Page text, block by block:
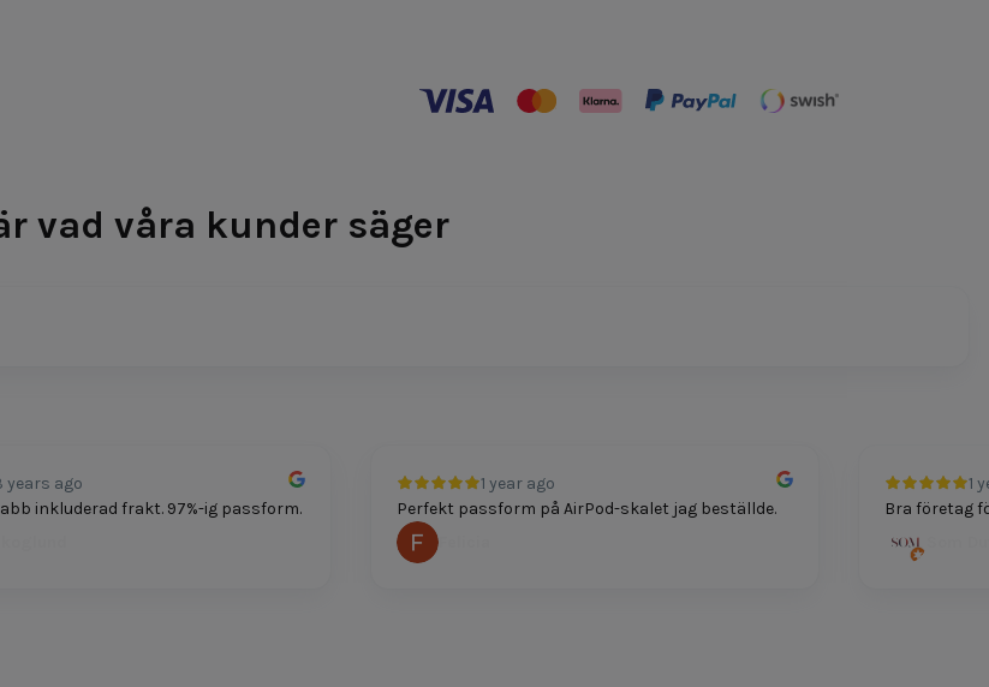
vad våra kunder säger
ago
inkluderad frakt. 97%-ig passform.
1 year ago
Perfekt passform på AirPod-skalet jag beställde.
Felicia
1 year
Bra företag för
Som Dutt